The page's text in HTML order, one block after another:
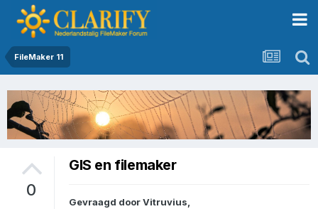
FileMaker 11
0
GIS en filemaker
Gevraagd doorVitruvius